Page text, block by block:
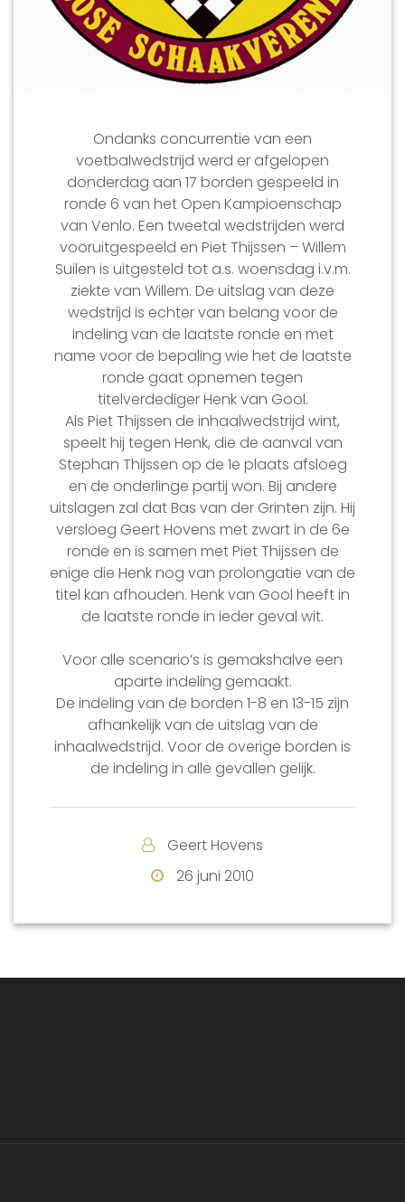
Ondanks concurrentie van een
voetbalwedstrijd werd er afgelopen
donderdag aan 17 borden gespeeld in
ronde 6 van het Open Kampioenschap
van Venlo. Een tweetal wedstrijden werd
vooruitgespeeld en Piet Thijssen – Willem
Suilen is uitgesteld tot a.s. woensdag i.v.m.
ziekte van Willem. De uitslag van deze
wedstrijd is echter van belang voor de
indeling van de laatste ronde en met
name voor de bepaling wie het de laatste
ronde gaat opnemen tegen
titelverdediger Henk van Gool.
Als Piet Thijssen de inhaalwedstrijd wint,
speelt hij tegen Henk, die de aanval van
Stephan Thijssen op de 1e plaats afsloeg
en de onderlinge partij won. Bij andere
uitslagen zal dat Bas van der Grinten zijn. Hij
versloeg Geert Hovens met zwart in de 6e
ronde en is samen met Piet Thijssen de
enige die Henk nog van prolongatie van de
titel kan afhouden. Henk van Gool heeft in
de laatste ronde in ieder geval wit.
Voor alle scenario’s is gemakshalve een
aparte indeling gemaakt.
De indeling van de borden 1-8 en 13-15 zijn
afhankelijk van de uitslag van de
inhaalwedstrijd. Voor de overige borden is
de indeling in alle gevallen gelijk.
Geert Hovens
26 juni 2010